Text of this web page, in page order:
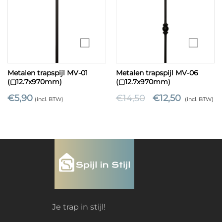
Metalen trapspijl MV-01
(▢12.7x970mm)
€5,90 (incl. BTW)
Metalen trapspijl MV-06
(▢12.7x970mm)
€14,50 €12,50 (incl. BTW)
Je trap in stijl!